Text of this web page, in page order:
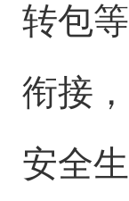
转包
衔接
安全